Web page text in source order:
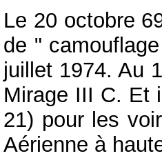
Le 20 octobre
de "
juillet 1974. Au
Mirage III C. Et
21) pour les
Aérienne à